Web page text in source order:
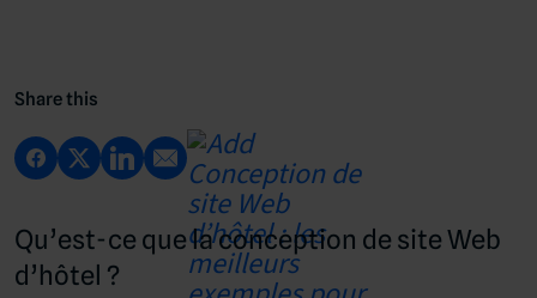
Share this
Qu’est-ce que la conception de site Web
d’hôtel ?